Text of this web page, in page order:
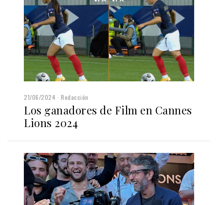
21/06/2024 Redacción
Los ganadores de Film en Cannes
Lions 2024